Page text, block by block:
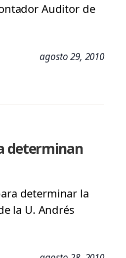
Auditor de
agosto 29, 2010
determinan
determinar la
la U. Andrés